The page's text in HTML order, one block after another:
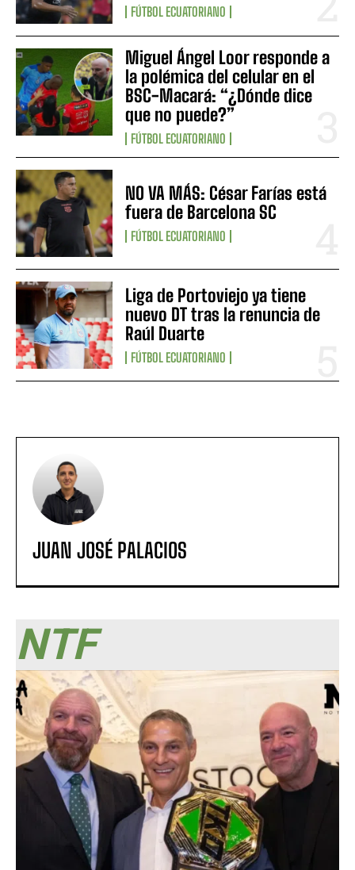
FÚTBOL ECUATORIANO
Miguel Ángel Loor responde a
la polémica del celular en el
BSC-Macará: “¿Dónde dice
que no puede?”
FÚTBOL ECUATORIANO
NO VA MÁS: César Farías está
fuera de Barcelona SC
FÚTBOL ECUATORIANO
Liga de Portoviejo ya tiene
nuevo DT tras la renuncia de
Raúl Duarte
FÚTBOL ECUATORIANO
JUAN JOSÉ PALACIOS
NTF